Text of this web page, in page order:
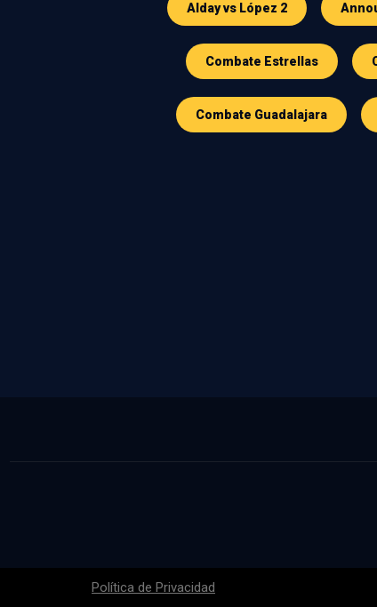
Alday vs López 2
Combate Estrellas
Combate Guadalajara
Política de Privacidad